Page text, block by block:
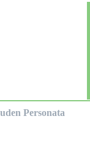
Personata